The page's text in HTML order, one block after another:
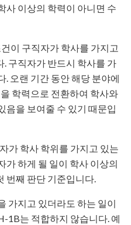
사 이상의 학력이 아니면 수
이 구직자가 학사를 가지고
구직자가 반드시 학사를 가
. 오랜 기간 동안 해당 분야에
학력으로 전환하여 학사와
음을 보여줄 수 있기 때문입
가 학사 학위를 가지고 있는
가 하게 될 일이 학사 이상의
번째 판단 기준입니다.
가지고 있더라도 하는 일이
1B는 적합하지 않습니다. 예